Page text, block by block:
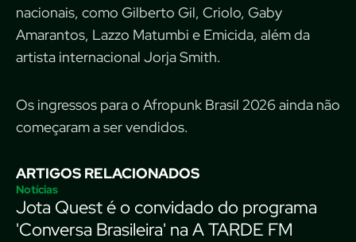
nacionais, como Gilberto Gil, Criolo, Gaby
Amarantos, Lazzo Matumbi e Emicida, além da
artista internacional Jorja Smith.
Os ingressos para o Afropunk Brasil 2026 ainda não
começaram a ser vendidos.
ARTIGOS RELACIONADOS
Notícias
Jota Quest é o convidado do programa
'Conversa Brasileira' na A TARDE FM